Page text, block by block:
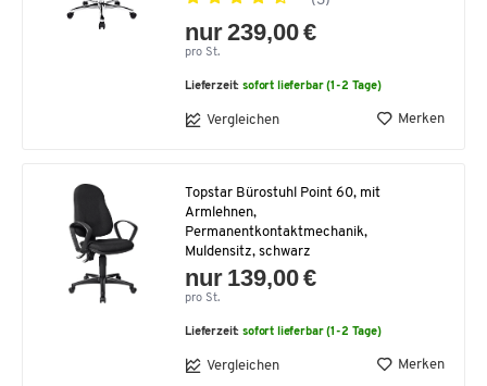
nur 239,00 €
pro St.
Lieferzeit:sofort lieferbar (1-2 Tage)
Vergleichen Merken
Topstar Bürostuhl Point 60, mit
Armlehnen,
Permanentkontaktmechanik,
Muldensitz, schwarz
nur 139,00 €
pro St.
Lieferzeit:sofort lieferbar (1-2 Tage)
Vergleichen Merken